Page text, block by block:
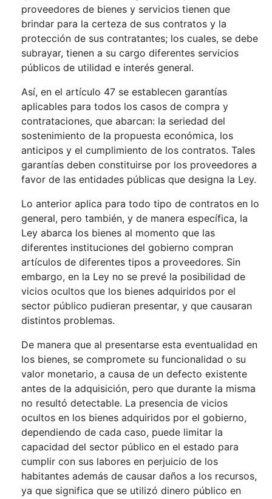
proveedores de bienes y servicios tienen que
brindar para la certeza de sus contratos y la
protección de sus contratantes; los cuales, se debe
subrayar, tienen a su cargo diferentes servicios
públicos de utilidad e interés general.
Así, en el artículo 47 se establecen garantías
aplicables para todos los casos de compra y
contrataciones, que abarcan: la seriedad del
sostenimiento de la propuesta económica, los
anticipos y el cumplimiento de los contratos. Tales
garantías deben constituirse por los proveedores a
favor de las entidades públicas que designa la Ley.
Lo anterior aplica para todo tipo de contratos en lo
general, pero también, y de manera específica, la
Ley abarca los bienes al momento que las
diferentes instituciones del gobierno compran
artículos de diferentes tipos a proveedores. Sin
embargo, en la Ley no se prevé la posibilidad de
vicios ocultos que los bienes adquiridos por el
sector público pudieran presentar, y que causaran
distintos problemas.
De manera que al presentarse esta eventualidad en
los bienes, se compromete su funcionalidad o su
valor monetario, a causa de un defecto existente
antes de la adquisición, pero que durante la misma
no resultó detectable. La presencia de vicios
ocultos en los bienes adquiridos por el gobierno,
dependiendo de cada caso, puede limitar la
capacidad del sector público en el estado para
cumplir con sus labores en perjuicio de los
habitantes además de causar daños a los recursos,
ya que significa que se utilizó dinero público en